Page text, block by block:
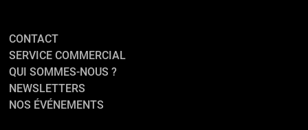
CONTACT
SERVICE COMMERCIAL
QUI SOMMES-NOUS ?
NEWSLETTERS
NOS ÉVÉNEMENTS